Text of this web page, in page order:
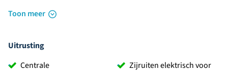
Toon meer
Uitrusting
Centrale
Zijruiten elektrisch voor